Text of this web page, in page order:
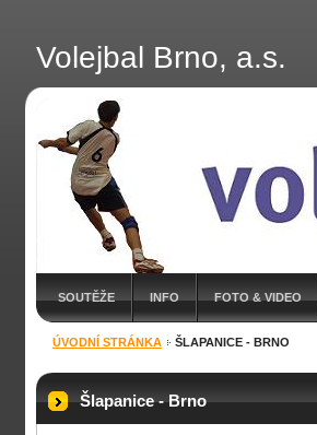
Volejbal Brno, a.s.
SOUTĚŽE INFO FOTO & VIDEO
ÚVODNÍ STRÁNKA ŠLAPANICE - BRNO
Šlapanice - Brno